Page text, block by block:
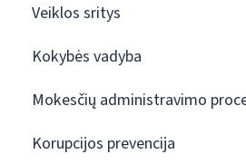
Veiklos sritys
Kokybės vadyba
Mokesčių administravimo
Korupcijos prevencija